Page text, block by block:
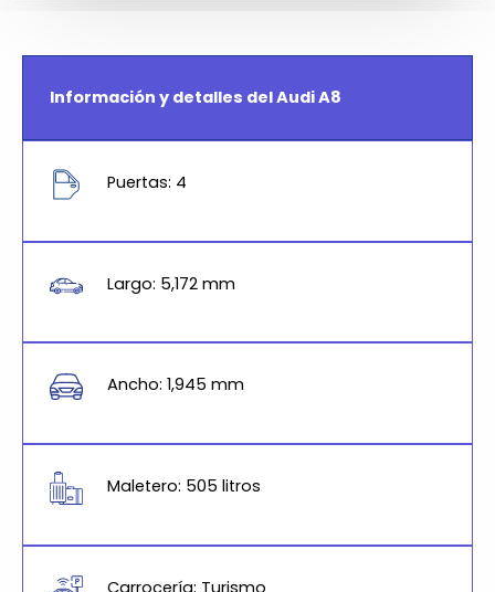
Información y detalles del Audi A8
Puertas: 4
Largo: 5,172 mm
Ancho: 1,945 mm
Maletero: 505 litros
Carrocería: Turismo